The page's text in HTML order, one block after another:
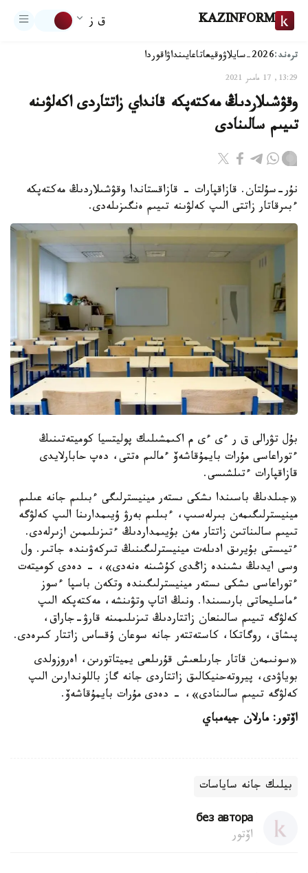
KAZINFORM ق ز
ترەند:2026-سايلاۋ وقيعاتاعايىنداۋاقوردا
13:29, 17 مامىر 2021
وقۋشىلاردىڭ مەكتەپكە قانداي زاتتاردى اكەلۋىنە
تىيىم سالىنادى
نۇر-سۇلتان. قازاقپارات - قازاقستاندا وقۋشىلاردىڭ مەكتەپكە
ءبىرقاتار زاتتى الىپ كەلۋىنە تىيىم ەنگىزىلەدى.
بۇل تۋرالى ق ر ءى ءى م اكىمشىلىك پوليتسيا كوميتەتىنىڭ
ءتوراعاسى مۇرات بايمۇقاشەۆ ءمالىم ەتتى، دەپ حابارلايدى
قازاقپارات ءتىلشىسى.
«جىلدىڭ باسىندا ىشكى ىستەر مينيسترلىگى ءبىلىم جانە عىلىم
مينيسترلىگىمەن بىرلەسىپ، ءبىلىم بەرۋ ۇيىمدارىنا الىپ كەلۋگە
تىيىم سالىناتىن زاتتار مەن بۇيىمداردىڭ ءتىزىلىمىن ازىرلەدى.
ءتيىستى بۇيرىق ادىلەت مينيسترلىگىنىڭ تىركەۋىندە جاتىر. ول
وسى ايدىڭ ىشىندە زاڭدى كۇشىنە ەنەدى»، - دەدى كوميتەت
ءتوراعاسى ىشكى ىستەر مينيسترلىگىندە وتكەن باسپا ءسوز
ءماسليحاتى بارىسىندا. ونىڭ اتاپ وتۋىنشە، مەكتەپكە الىپ
كەلۋگە تىيىم سالىنعان زاتتاردىڭ تىزىلىمىنە قارۋ-جاراق،
پىشاق، روگاتكا، كاستەتتەر جانە سوعان ۇقساس زاتتار كىرەدى.
«سونىمەن قاتار جارىلعىش قۇرىلعى يميتاتورىن، اەروزولدى
بوياۋدى، پيروتەحنيكالىق زاتتاردى جانە گاز باللوندارىن الىپ
كەلۋگە تىيىم سالىنادى»، - دەدى مۇرات بايمۇقاشەۆ.
اۆتور: مارلان جيەمباي
بيلىك جانە ساياسات
без автора
اۆتور